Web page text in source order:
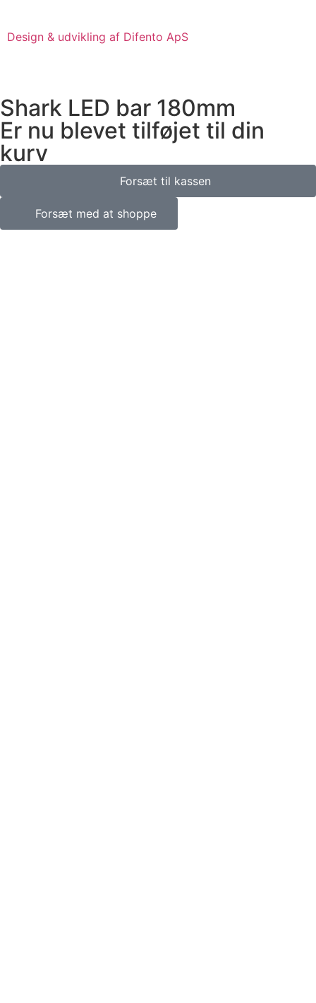
Design & udvikling af Difento ApS
Shark LED bar 180mm
Er nu blevet tilføjet til din
kurv
Forsæt til kassen
Forsæt med at shoppe